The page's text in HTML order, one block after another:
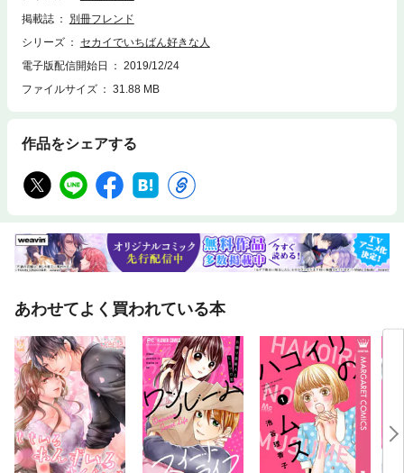
掲載誌
別冊フレンド
シリーズ
セカイでいちばん好きな人
電子版配信開始日
2019/12/24
ファイルサイズ
31.88 MB
作品をシェアする
あわせてよく買われている本